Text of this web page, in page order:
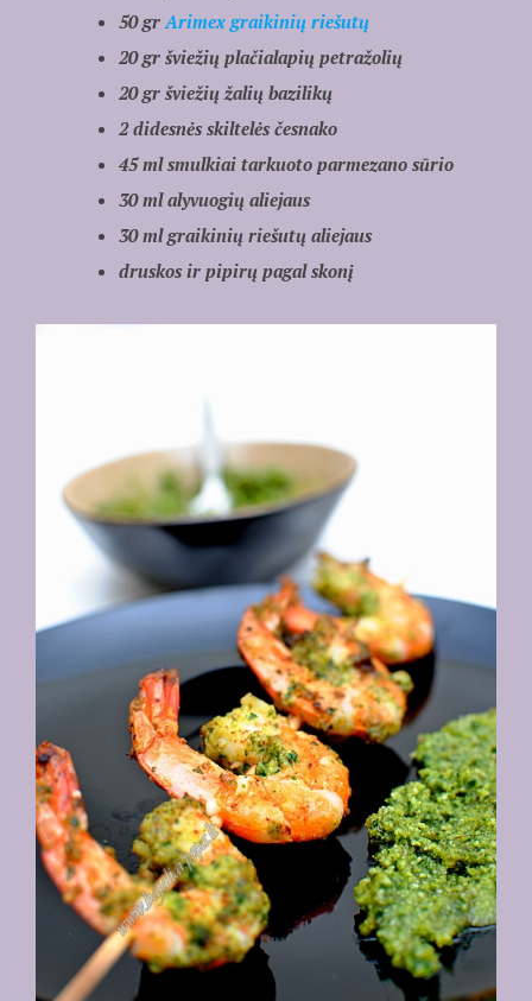
50 grArimex graikinių riešutų
20 gr šviežių plačialapių petražolių
20 gr šviežių žalių bazilikų
2 didesnės skiltelės česnako
45 ml smulkiai tarkuoto parmezano sūrio
30 ml alyvuogių aliejaus
30 ml graikinių riešutų aliejaus
druskos ir pipirų pagal skonį